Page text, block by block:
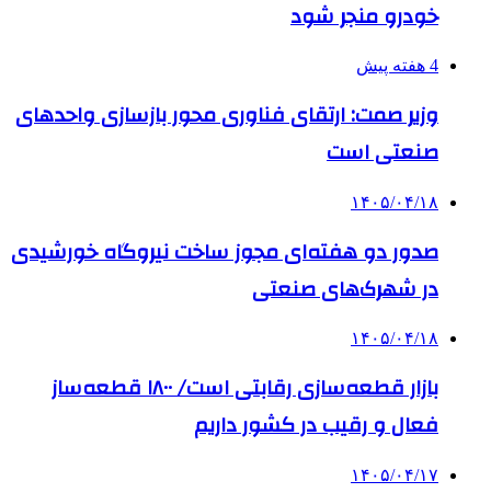
خودرو منجر شود
4 هفته پیش
وزیر صمت: ارتقای فناوری محور بازسازی واحدهای
صنعتی است
۱۴۰۵/۰۴/۱۸
صدور دو هفته‌ای مجوز ساخت نیروگاه خورشیدی
در شهرک‌های صنعتی
۱۴۰۵/۰۴/۱۸
بازار قطعه‌سازی رقابتی است/ ۱۸۰۰ قطعه‌ساز
فعال و رقیب در کشور داریم
۱۴۰۵/۰۴/۱۷